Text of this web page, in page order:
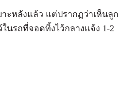
ะหลังแล้ว แต่ปรากฏว่าเห็นลูก
นรถที่จอดทิ้งไว้กลางแจ้ง 1-2